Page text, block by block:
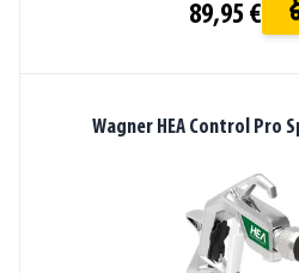
89,95 €
Wagner HEA Control Pro